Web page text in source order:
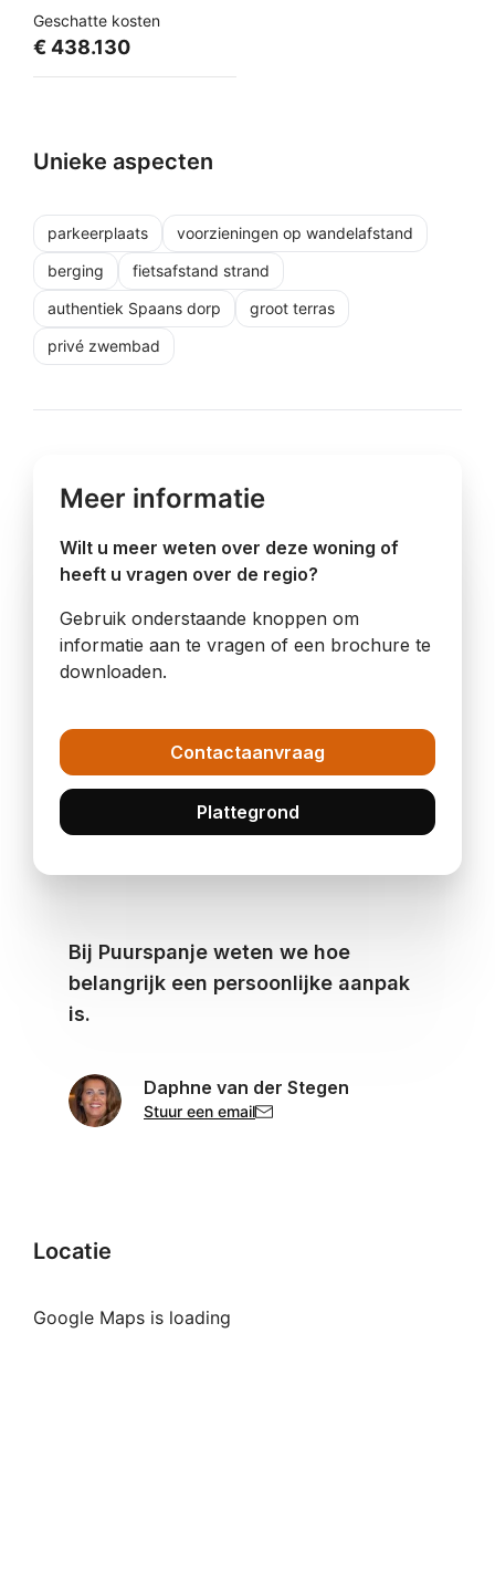
Geschatte kosten
€ 438.130
Unieke aspecten
parkeerplaats
voorzieningen op wandelafstand
berging
fietsafstand strand
authentiek Spaans dorp
groot terras
privé zwembad
Meer informatie
Wilt u meer weten over deze woning of
heeft u vragen over de regio?
Gebruik onderstaande knoppen om
informatie aan te vragen of een brochure te
downloaden.
Contactaanvraag
Plattegrond
Bij Puurspanje weten we hoe
belangrijk een persoonlijke aanpak
is.
Daphne van der Stegen
Stuur een email
Locatie
Google Maps is loading